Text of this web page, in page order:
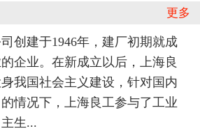
更多
创建于1946年，建厂初期就成
企业。在新成立以后，上海良
我国社会主义建设，针对国内
情况下，上海良工参与了工业
生...